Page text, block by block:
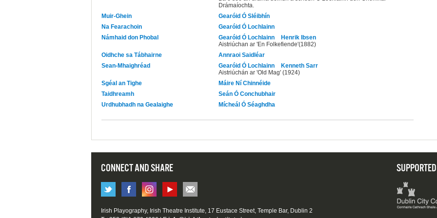
Drámaíochta.
Muir-Ghein
Gearóid Ó Sléibhín
Na Fearachoin
Gearóid Ó Lochlainn
Námhaid don Phobal
Gearóid Ó Lochlainn
Henrik Ibsen
Aistriúchan ar 'En Folkefiende'(1882)
Oidhche sa Tábhairne
Annraoi Saidléar
Sean-Mhaighréad
Gearóid Ó Lochlainn
Kenneth Sarr
Aistriúchán ar 'Old Mag' (1924)
Sgéal an Tighe
Máire Ní Chinnéide
Taidhreamh
Seán Ó Conchubhair
Urdhubhadh na Gealaighe
Mícheál Ó Séaghdha
CONNECT AND SHARE
Irish Playography, Irish Theatre Institute, 17 Eustace Street, Temple Bar, Dublin 2